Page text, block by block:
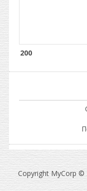
200
Copyright MyCorp ©